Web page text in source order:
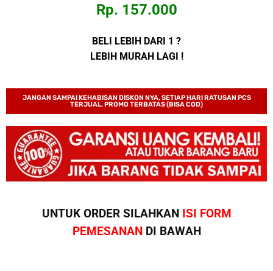
Rp. 157.000
BELI LEBIH DARI 1 ?
LEBIH MURAH LAGI !
JANGAN SAMPAI KEHABISAN DISKON NYA, SETIAP HARI RATUSAN PCS
TERJUAL, PROMO TERBATAS (BISA COD)
UNTUK ORDER SILAHKAN
ISI FORM
PEMESANAN DI BAWAH